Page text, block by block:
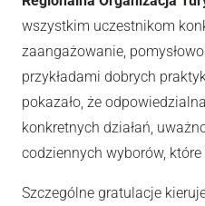
wszystkim uczestnikom
zaangażowanie,
przykładami dobrych
pokazało, że
konkretnych działań,
codziennych wyborów,
Szczególne gratulacje